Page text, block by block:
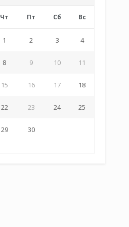
Чт Пт Сб Вс
1 2 3 4
8 9 10 11
15 16 17 18
22 23 24 25
29 30